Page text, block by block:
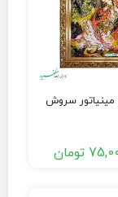
مینیاتور سروش
تومان